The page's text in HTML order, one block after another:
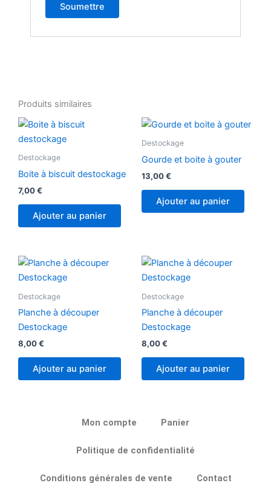
Produits similaires
Destockage
Boite à biscuit destockage
7,00€
Ajouter au panier
Destockage
Gourde et boite à gouter
13,00€
Ajouter au panier
Destockage
Planche à découper
Destockage
8,00€
Ajouter au panier
Destockage
Planche à découper
Destockage
8,00€
Ajouter au panier
Mon compte Panier
Politique de confidentialité
Conditions générales de vente Contact